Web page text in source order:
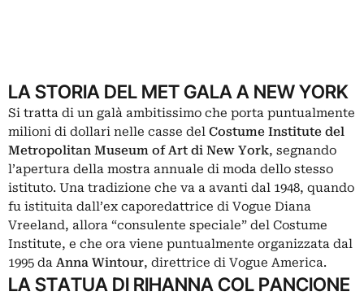
LA STORIA DEL MET GALA A NEW YORK
Si tratta di un galà ambitissimo che porta puntualmente
milioni di dollari nelle casse del Costume Institute del
Metropolitan Museum of Art di New York, segnando
l’apertura della mostra annuale di moda dello stesso
istituto. Una tradizione che va a avanti dal 1948, quando
fu istituita dall’ex caporedattrice di Vogue Diana
Vreeland, allora “consulente speciale” del Costume
Institute, e che ora viene puntualmente organizzata dal
1995 da Anna Wintour, direttrice di Vogue America.
LA STATUA DI RIHANNA COL PANCIONE